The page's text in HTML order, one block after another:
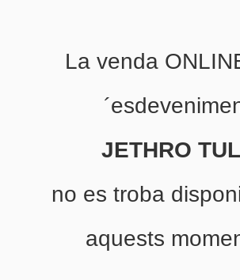
La venda
JETHRO
no es troba
aquests